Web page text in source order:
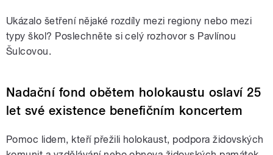
Ukázalo šetření nějaké rozdíly mezi regiony nebo mezi
typy škol? Poslechněte si celý rozhovor s Pavlínou
Šulcovou.
Nadační fond obětem holokaustu oslaví 25
let své existence benefičním koncertem
Pomoc lidem, kteří přežili holokaust, podpora židovských